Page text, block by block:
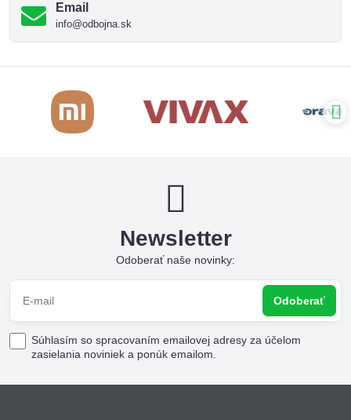
Email
info@odbojna.sk
Newsletter
Odoberať naše novinky:
Odoberať
Súhlasím so spracovaním emailovej adresy za účelom
zasielania noviniek a ponúk emailom.